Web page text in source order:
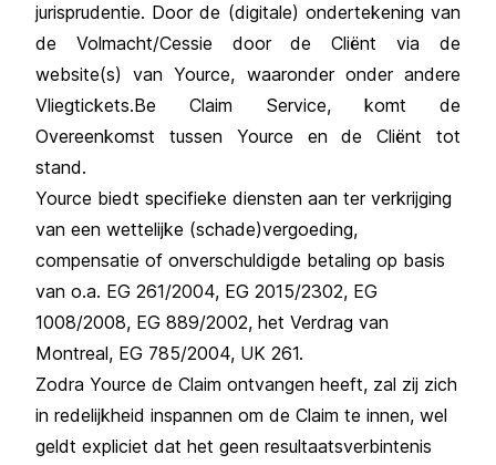
jurisprudentie. Door de (digitale) ondertekening van
de Volmacht/Cessie door de Cliënt via de
website(s) van Yource, waaronder onder andere
Vliegtickets.Be Claim Service, komt de
Overeenkomst tussen Yource en de Cliënt tot
stand.
Yource biedt specifieke diensten aan ter verkrijging
van een wettelijke (schade)vergoeding,
compensatie of onverschuldigde betaling op basis
van o.a. EG 261/2004, EG 2015/2302, EG
1008/2008, EG 889/2002, het Verdrag van
Montreal, EG 785/2004, UK 261.
Zodra Yource de Claim ontvangen heeft, zal zij zich
in redelijkheid inspannen om de Claim te innen, wel
geldt expliciet dat het geen resultaatsverbintenis